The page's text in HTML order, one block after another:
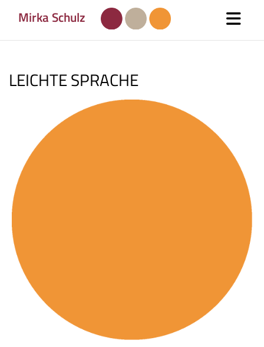
Mirka Schulz
LEICHTE SPRACHE